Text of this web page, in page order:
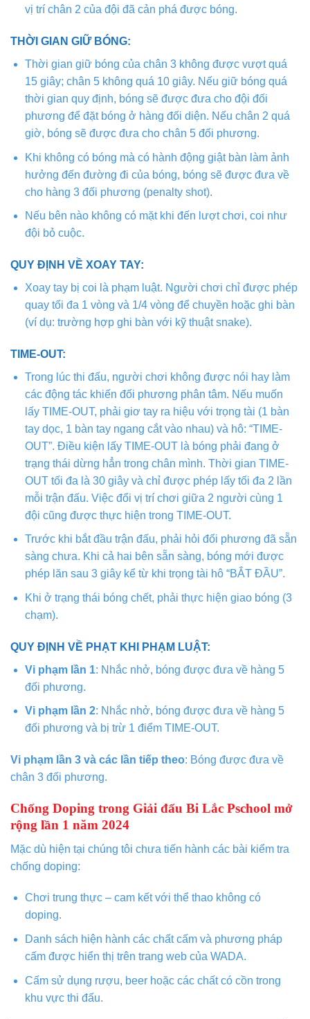
vị trí chân 2 của đội đã cản phá được bóng.
THỜI GIAN GIỮ BÓNG:
Thời gian giữ bóng của chân 3 không được vượt quá
15 giây; chân 5 không quá 10 giây. Nếu giữ bóng quá
thời gian quy định, bóng sẽ được đưa cho đội đối
phương để đặt bóng ở hàng đối diện. Nếu chân 2 quá
giờ, bóng sẽ được đưa cho chân 5 đối phương.
Khi không có bóng mà có hành động giật bàn làm ảnh
hưởng đến đường đi của bóng, bóng sẽ được đưa về
cho hàng 3 đối phương (penalty shot).
Nếu bên nào không có mặt khi đến lượt chơi, coi như
đội bỏ cuộc.
QUY ĐỊNH VỀ XOAY TAY:
Xoay tay bị coi là phạm luật. Người chơi chỉ được phép
quay tối đa 1 vòng và 1/4 vòng để chuyền hoặc ghi bàn
(ví dụ: trường hợp ghi bàn với kỹ thuật snake).
TIME-OUT:
Trong lúc thi đấu, người chơi không được nói hay làm
các động tác khiến đối phương phân tâm. Nếu muốn
lấy TIME-OUT, phải giơ tay ra hiệu với trọng tài (1 bàn
tay dọc, 1 bàn tay ngang cắt vào nhau) và hô: “TIME-
OUT”. Điều kiện lấy TIME-OUT là bóng phải đang ở
trạng thái dừng hẳn trong chân mình. Thời gian TIME-
OUT tối đa là 30 giây và chỉ được phép lấy tối đa 2 lần
mỗi trận đấu. Việc đổi vị trí chơi giữa 2 người cùng 1
đội cũng được thực hiện trong TIME-OUT.
Trước khi bắt đầu trận đấu, phải hỏi đối phương đã sẵn
sàng chưa. Khi cả hai bên sẵn sàng, bóng mới được
phép lăn sau 3 giây kể từ khi trọng tài hô “BẮT ĐẦU”.
Khi ở trạng thái bóng chết, phải thực hiện giao bóng (3
chạm).
QUY ĐỊNH VỀ PHẠT KHI PHẠM LUẬT:
Vi phạm lần 1: Nhắc nhở, bóng được đưa về hàng 5
đối phương.
Vi phạm lần 2: Nhắc nhở, bóng được đưa về hàng 5
đối phương và bị trừ 1 điểm TIME-OUT.
Vi phạm lần 3 và các lần tiếp theo: Bóng được đưa về
chân 3 đối phương.
Chống Doping trong Giải đấu Bi Lắc Pschool mở
rộng lần 1 năm 2024
Mặc dù hiện tại chúng tôi chưa tiến hành các bài kiểm tra
chống doping:
Chơi trung thực – cam kết với thể thao không có
doping.
Danh sách hiện hành các chất cấm và phương pháp
cấm được hiển thị trên trang web của WADA.
Cấm sử dụng rượu, beer hoặc các chất có cồn trong
khu vực thi đấu.